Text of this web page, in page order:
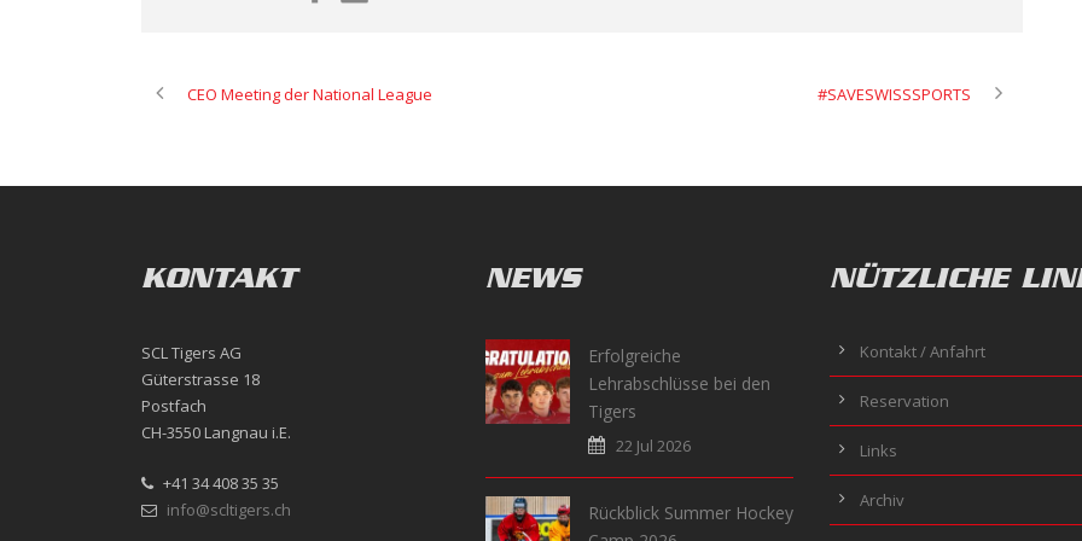
CEO Meeting der National League #SAVESWISSSPORTS
KONTAKT
SCL Tigers AG
Güterstrasse 18
Postfach
CH-3550 Langnau i.E.
+41 34 408 35 35
info@scltigers.ch
NEWS
Erfolgreiche
Lehrabschlüsse bei den
Tigers
22 Jul 2026
Rückblick Summer Hockey
NÜTZLICHE
Kontakt / Anfahrt
Reservation
Links
Archiv